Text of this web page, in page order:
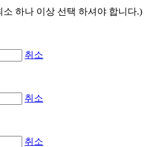
하나 이상 선택 하셔야 합니다.)
취소
취소
취소